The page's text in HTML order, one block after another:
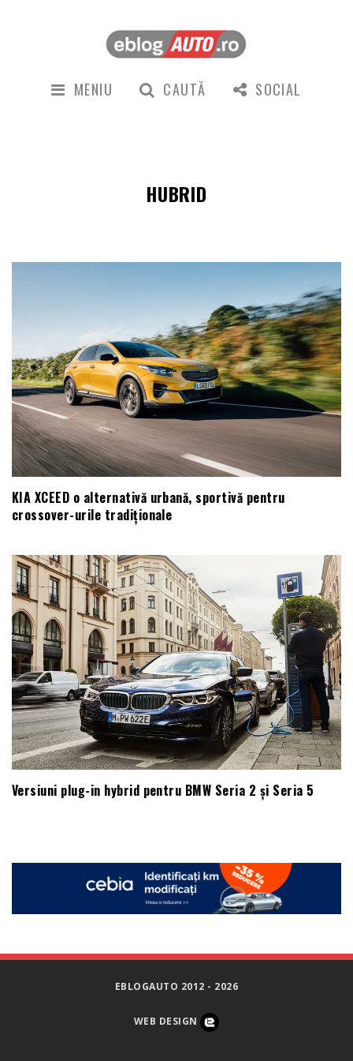
MENIU CAUTĂ SOCIAL
HUBRID
KIA XCEED o alternativă urbană, sportivă pentru
crossover-urile tradiționale
Versiuni plug-in hybrid pentru BMW Seria 2 și Seria 5
EBLOGAUTO 2012 - 2026
WEB DESIGN